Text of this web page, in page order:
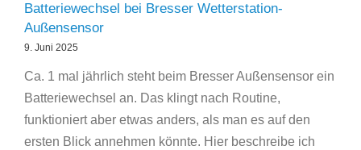
Batteriewechsel bei Bresser Wetterstation-
Außensensor
9. Juni 2025
Ca. 1 mal jährlich steht beim Bresser Außensensor ein
Batteriewechsel an. Das klingt nach Routine,
funktioniert aber etwas anders, als man es auf den
ersten Blick annehmen könnte. Hier beschreibe ich